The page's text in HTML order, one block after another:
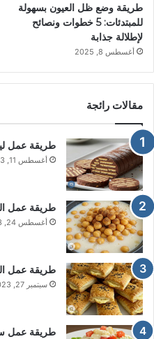
طريقة وضع ظل العيون بسهولة
للمبتدئات: 5 خطوات ونصائح
لإطلالة جذابة
أغسطس 8, 2025
مقالات رائجة
طريقة عمل
أغسطس 11, 2023
طريقة عمل
أغسطس 24, 2023
طريقة عمل
سبتمبر 27, 2023
طريقة عمل